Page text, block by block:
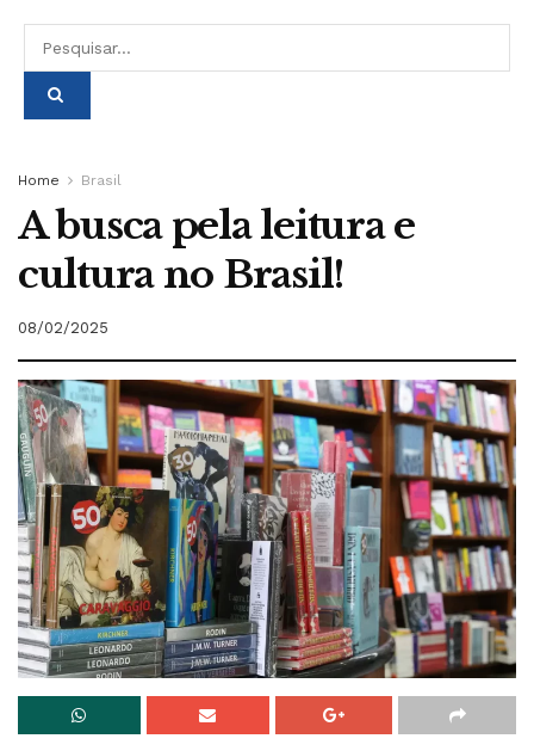
Home Brasil
A busca pela leitura e
cultura no Brasil!
08/02/2025